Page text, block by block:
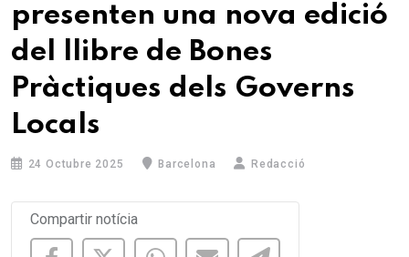
presenten una nova edició
del llibre de Bones
Pràctiques dels Governs
Locals
24 Octubre 2025 Barcelona Redacció
Compartir notícia